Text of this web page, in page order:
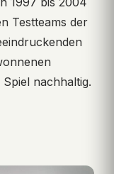
Testteams der
nachhaltig.